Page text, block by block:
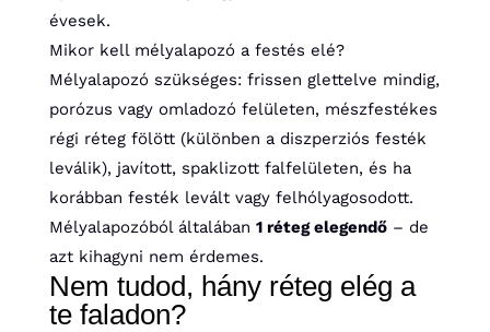
évesek.
Mikor kell mélyalapozó a festés elé?
Mélyalapozó szükséges: frissen glettelve mindig,
porózus vagy omladozó felületen, mészfestékes
régi réteg fölött (különben a diszperziós festék
leválik), javított, spaklizott falfelületen, és ha
korábban festék levált vagy felhólyagosodott.
Mélyalapozóból általában 1 réteg elegendő– de
azt kihagyni nem érdemes.
Nem tudod, hány réteg elég a
te faladon?